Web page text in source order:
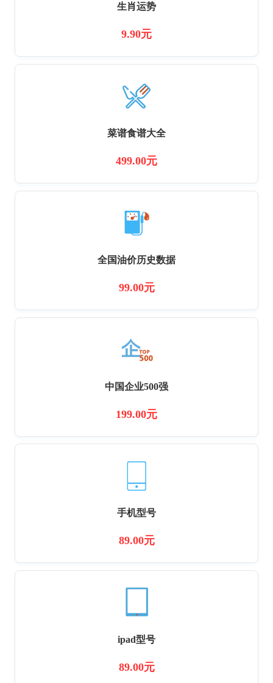
生肖运势
9.90元
菜谱食谱大全
499.00元
全国油价历史数据
99.00元
中国企业500强
199.00元
手机型号
89.00元
ipad型号
89.00元